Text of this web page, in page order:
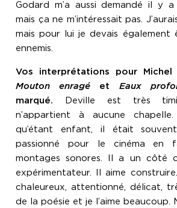
Godard m’a aussi demandé il y a
mais ça ne m’intéressait pas.
mais pour lui je devais
ennemis.
Vos interprétations pour Michel
Mouton enragé et Eaux
marqué.
Deville est très
n’appartient à aucune
qu’étant enfant, il était
passionné pour le cinéma en
montages sonores. Il a un côté
expérimentateur. Il aime
chaleureux, attentionné, délicat,
de la poésie et je l’aime beaucoup.